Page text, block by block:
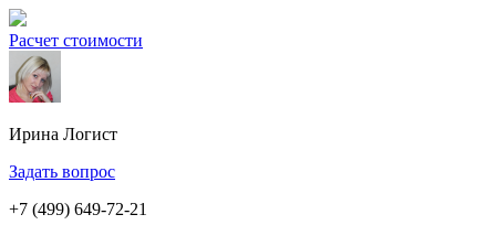
Расчет стоимости
Ирина Логист
Задать вопрос
+7 (499) 649-72-21